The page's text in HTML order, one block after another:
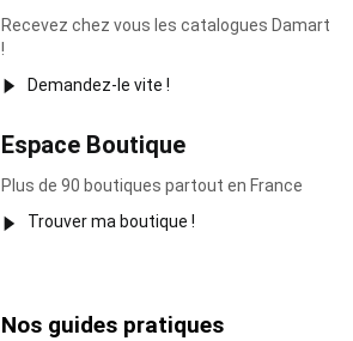
Recevez chez vous les catalogues Damart
!
Demandez-le vite !
Espace Boutique
Plus de 90 boutiques partout en France
Trouver ma boutique !
Nos guides pratiques